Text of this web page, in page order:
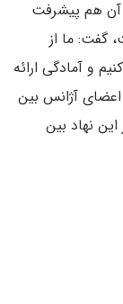
آن هم پیشرفت
گفت: ما از
و آمادگی ارائه
آژانس بین
نهاد بین